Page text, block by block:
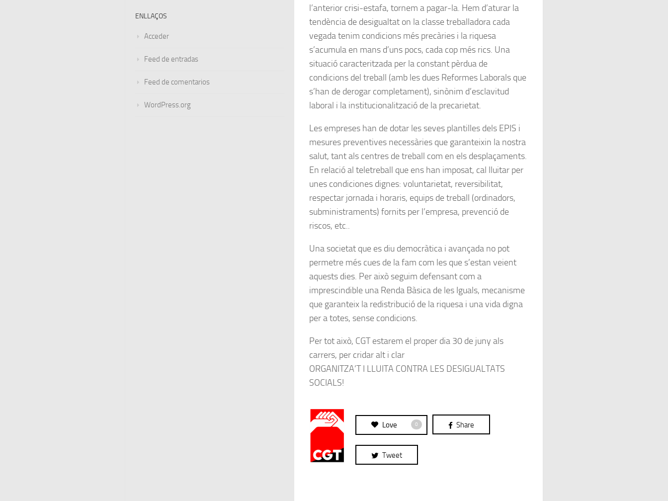
l’anterior crisi-estafa, tornem a pagar-la. Hem d’aturar la
tendència de desigualtat on la classe treballadora cada
vegada tenim condicions més precàries i la riquesa
s’acumula en mans d’uns pocs, cada cop més rics. Una
situació caracteritzada per la constant pèrdua de
condicions del treball (amb les dues Reformes Laborals que
s’han de derogar completament), sinònim d’esclavitud
laboral i la institucionalització de la precarietat.
Les empreses han de dotar les seves plantilles dels EPIS i
mesures preventives necessàries que garanteixin la nostra
salut, tant als centres de treball com en els desplaçaments.
En relació al teletreball que ens han imposat, cal lluitar per
unes condiciones dignes: voluntarietat, reversibilitat,
respectar jornada i horaris, equips de treball (ordinadors,
subministraments) fornits per l’empresa, prevenció de
riscos, etc..
Una societat que es diu democràtica i avançada no pot
permetre més cues de la fam com les que s’estan veient
aquests dies. Per això seguim defensant com a
imprescindible una Renda Bàsica de les Iguals, mecanisme
que garanteix la redistribució de la riquesa i una vida digna
per a totes, sense condicions.
Per tot això, CGT estarem el proper dia 30 de juny als
carrers, per cridar alt i clar
ORGANITZA’T I LLUITA CONTRA LES DESIGUALTATS
SOCIALS!
Love 0 Share
Tweet
ENLLAÇOS
Acceder
Feed de entradas
Feed de comentarios
WordPress.org